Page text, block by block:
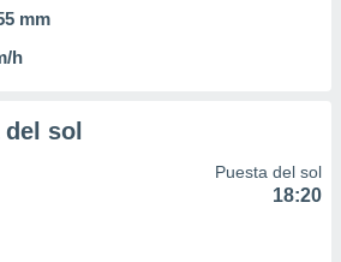
mm
h
sol
Puesta del sol
18:20